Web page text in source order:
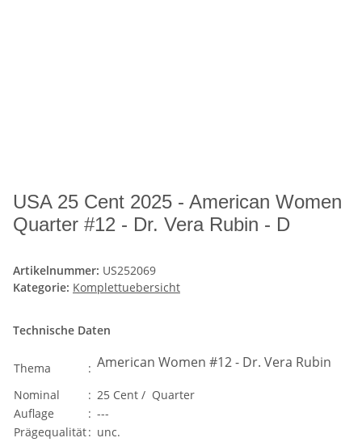
USA 25 Cent 2025 - American Women
Quarter #12 - Dr. Vera Rubin - D
Artikelnummer: US252069
Kategorie: Komplettuebersicht
Technische Daten
Thema : American Women #12 - Dr. Vera Rubin
Nominal : 25 Cent / Quarter
Auflage
: ---
Prägequalität: unc.